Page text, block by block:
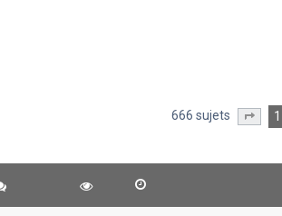
666 sujets Page
1